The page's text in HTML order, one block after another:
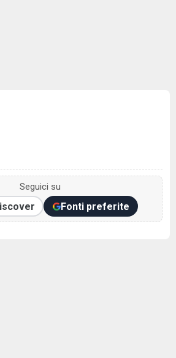
Seguici su
Fonti preferite